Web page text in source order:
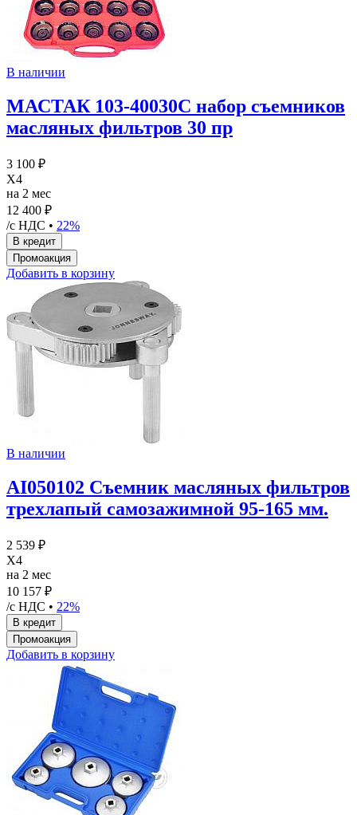
В наличии
МАСТАК 103-40030C набор съемников
масляных фильтров 30 пр
3 100 ₽
X4
на 2 мес
12 400 ₽
/с НДС • 22%
Добавить в корзину
В наличии
AI050102 Съемник масляных фильтров
трехлапый самозажимной 95-165 мм.
2 539 ₽
X4
на 2 мес
10 157 ₽
/с НДС • 22%
Добавить в корзину